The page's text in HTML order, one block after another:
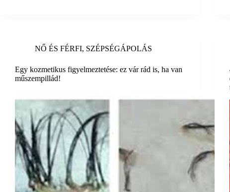
NŐ ÉS FÉRFI, SZÉPSÉGÁPOLÁS
Egy kozmetikus figyelmeztetése: ez vár rád is, ha van
műszempillád!